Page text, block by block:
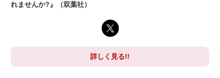
れませんか?』（双葉社）
詳しく見る!!